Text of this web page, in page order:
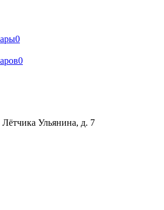
0
0
Ульянина, д. 7